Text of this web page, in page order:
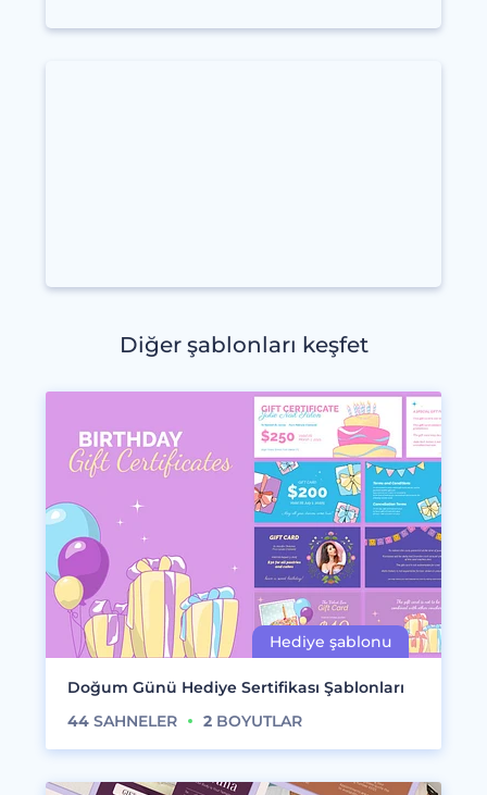
Diğer şablonları keşfet
Doğum Günü Hediye Sertifikası Şablonları
44 SAHNELER 2 BOYUTLAR